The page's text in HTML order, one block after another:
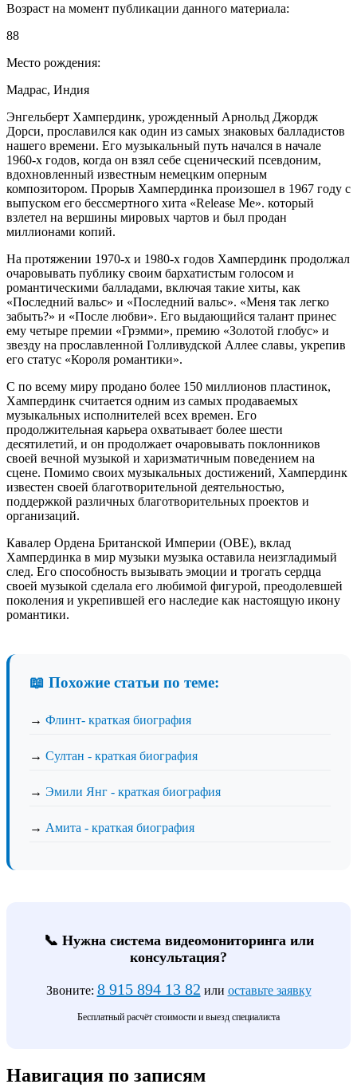
Возраст на момент публикации данного материала:
88
Место рождения:
Мадрас, Индия
Энгельберт Хампердинк, урожденный Арнольд Джордж
Дорси, прославился как один из самых знаковых балладистов
нашего времени. Его музыкальный путь начался в начале
1960-х годов, когда он взял себе сценический псевдоним,
вдохновленный известным немецким оперным
композитором. Прорыв Хампердинка произошел в 1967 году с
выпуском его бессмертного хита «Release Me». который
взлетел на вершины мировых чартов и был продан
миллионами копий.
На протяжении 1970-х и 1980-х годов Хампердинк продолжал
очаровывать публику своим бархатистым голосом и
романтическими балладами, включая такие хиты, как
«Последний вальс» и «Последний вальс». «Меня так легко
забыть?» и «После любви». Его выдающийся талант принес
ему четыре премии «Грэмми», премию «Золотой глобус» и
звезду на прославленной Голливудской Аллее славы, укрепив
его статус «Короля романтики».
С по всему миру продано более 150 миллионов пластинок,
Хампердинк считается одним из самых продаваемых
музыкальных исполнителей всех времен. Его
продолжительная карьера охватывает более шести
десятилетий, и он продолжает очаровывать поклонников
своей вечной музыкой и харизматичным поведением на
сцене. Помимо своих музыкальных достижений, Хампердинк
известен своей благотворительной деятельностью,
поддержкой различных благотворительных проектов и
организаций.
Кавалер Ордена Британской Империи (OBE), вклад
Хампердинка в мир музыки музыка оставила неизгладимый
след. Его способность вызывать эмоции и трогать сердца
своей музыкой сделала его любимой фигурой, преодолевшей
поколения и укрепившей его наследие как настоящую икону
романтики.
📖 Похожие статьи по теме:
→ Флинт- краткая биография
→ Султан - краткая биография
→ Эмили Янг - краткая биография
→ Амита - краткая биография
📞 Нужна система видеомониторинга или
консультация?
Звоните: 8 915 894 13 82 или оставьте заявку
Бесплатный расчёт стоимости и выезд специалиста
Навигация по записям